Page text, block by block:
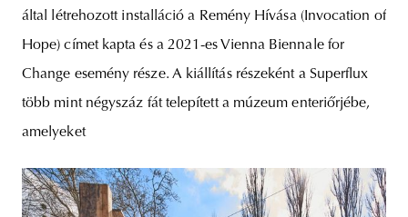
által létrehozott installáció a Remény Hívása (Invocation of
Hope) címet kapta és a 2021-es Vienna Biennale for
Change esemény része. A kiállítás részeként a Superflux
több mint négyszáz fát telepített a múzeum enteriőrjébe,
amelyeket